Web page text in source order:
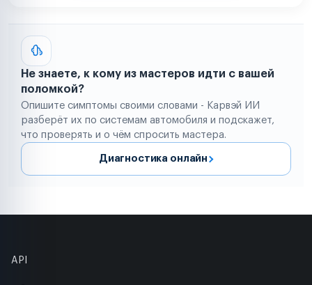
Не знаете, к кому из мастеров идти с вашей
поломкой?
Опишите симптомы своими словами - Карвэй ИИ
разберёт их по системам автомобиля и подскажет,
что проверять и о чём спросить мастера.
Диагностика онлайн
API